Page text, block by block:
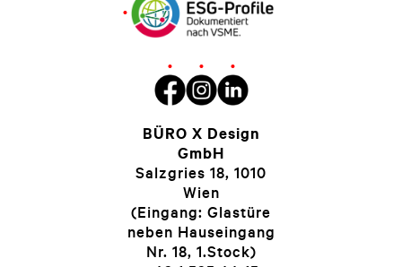
BÜRO X Design
GmbH
Salzgries 18, 1010
Wien
(Eingang: Glastüre
neben Hauseingang
Nr. 18, 1.Stock)